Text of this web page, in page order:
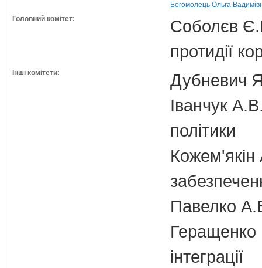
Богомолець Ольга
Головний комітет:
Соболєв
протидії
Інші комітети:
Дубневич
Іванчук
політики
Кожем'якін
Павелко
Геращенко
інтеграції